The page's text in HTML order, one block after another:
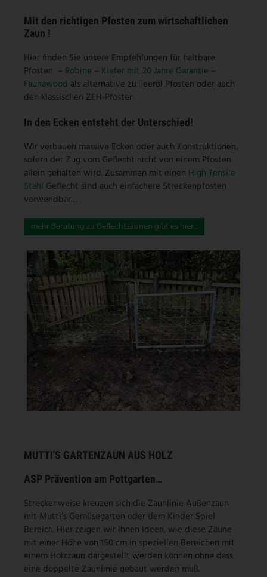
Mit den richtigen Pfosten zum wirtschaftlichen
Zaun !
Hier finden Sie unsere Empfehlungen für haltbare
Pfosten – Robine Kiefer mit 20 Jahre Garantie
Faunawood als alternative zu Teeröl Pfosten oder auch
den klassischen ZEH-Pfosten
In den Ecken entsteht der Unterschied!
Wir verbauen massive Ecken oder auch Konstruktionen,
sofern der Zug vom Geflecht nicht von einem Pfosten
allein gehalten wird. Zusammen mit einen High Tensile
Stahl Geflecht sind auch einfachere Streckenpfosten
verwendbar…
mehr Beratung zu Geflechtzäunen gibt es hier...
MUTTI'S GARTENZAUN AUS HOLZ
ASP Prävention am Pottgarten…
Streckenweise kreuzen sich die Zaunlinie Außenzaun
mit Mutti’s Gemüsegarten oder dem Kinder Spiel
Bereich. Hier zeigen wir Ihnen Ideen, wie diese Zäune
mit einer Höhe von 150 cm in speziellen Bereichen mit
einem Holzzaun dargestellt werden können ohne dass
eine doppelte Zaunlinie gebaut werden muß.